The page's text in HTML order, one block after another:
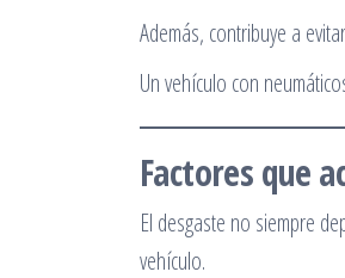
Además, contribuye a
Un vehículo con
Factores que
El desgaste no siempre
vehículo.